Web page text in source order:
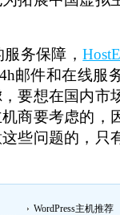
服务保障，
邮件和在线服
要想在国内市
商要考虑的，
些问题的，只
WordPress主机推荐